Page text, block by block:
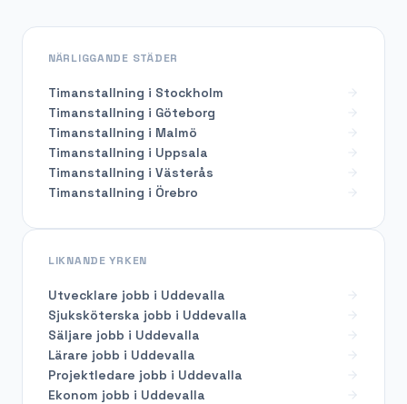
NÄRLIGGANDE STÄDER
Timanstallning i Stockholm
Timanstallning i Göteborg
Timanstallning i Malmö
Timanstallning i Uppsala
Timanstallning i Västerås
Timanstallning i Örebro
LIKNANDE YRKEN
Utvecklare jobb i Uddevalla
Sjuksköterska jobb i Uddevalla
Säljare jobb i Uddevalla
Lärare jobb i Uddevalla
Projektledare jobb i Uddevalla
Ekonom jobb i Uddevalla